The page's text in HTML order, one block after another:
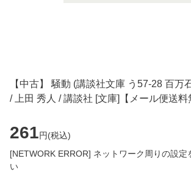
【中古】 騒動 (講談社文庫 う57-28 百万
/ 上田 秀人 / 講談社 [文庫]【メール便送料
261円(税込)
[NETWORK ERROR] ネットワーク周りの設定
い